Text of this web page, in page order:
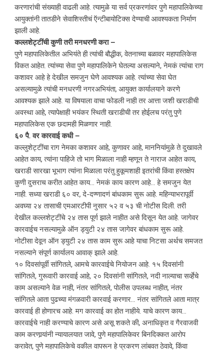
करणारांची संख्याही वाढली आहे. त्यामुळे या सर्व प्रकरणांवर पुणे महापालिकेच्या
आयुक्तांनी तातडीने सेवाशिस्तीचं ऍन्टीबायोटिक्स देण्याची आवश्यकता निर्माण
झाली आहे.
कल्लशेट्टींची कुणी तरी मनधरणी करा –
पुणे महापालिकेतील अभियंते ही त्यांची बौद्धीक, वेतनाच्या बळावर महापालिकेस
विकत आहेत. त्यांच्या सेवा पुणे महापालिकेने घेतल्या असल्याने, नेमकं त्यांचा राग
कशावर आहे हे देखील समजुन घेणे आवश्यक आहे. त्यांच्या सेवा घेत
असल्यामुळे त्यांची मनधरणी नगरअभियंता, आयुक्त कार्यालयाने करणे
आवश्यक झाले आहे. या विषयाला वाचा फोडली नाही तर आत्ता जशी खराडीची
अवस्था आहे, त्यापेक्षाही भयंकर स्थिती खराडीची तर होईलच परंतु पुणे
महापालिकेस एक छदामही मिळणार नाही.
६० पै. वर कारवाई कधी –
कल्लुशेट्टींचा राग नेमका कशावर आहे, कुणावर आहे, माननियांमुळे ते दुखावले
आहेत काय, त्यांना पाहिजे तो भाग मिळाला नाही म्हणून ते नाराज आहेत काय,
खराडी सारखा भूभाग त्यांना मिळाला परंतु हुकूमशाही इतरांची किंवा हस्तक्षेप
कुणी दुसराच करीत आहेत काय… नेमकं काय कारण आहे… हे समजुन येत
नाही. सध्या खराडी ६० वर, दे-दण्णादणं बांधकाम सुरू आहे. महिन्याभरापूर्वी
अवघ्या २४ तासाची एमआरटीपी नुसार ५२ व ५३ ची नोटीस दिली. तरी
देखील कल्लशेट्टींचे २४ तास पूर्ण झाले नाहीत असे दिसून येत आहे. जागेवर
कारवाईच नसल्यामुळे ऑन ड्युटी २४ तास जागेवर बांधकाम सुरू आहे.
नोटीसा देवून ऑन ड्युटी २४ तास काम सुरू आहे याचा निटसा अर्थच समजत
नसल्याने संपूर्ण कार्यालय आवाक् झाले आहे.
१० दिवसांपूर्वी सांगितले, आमचे कारवाईचे नियोजन आहे. १५ दिवसांनी
सांगितले, गुरूवारी कारवाई आहे, २० दिवसांनी सांगितले, नदी नाल्याचा सर्व्हेचे
काम असल्याने वेळ नाही, नंतर सांगितले, पोलीस उपलब्ध नाहीत, नंतर
सांगितले आता पुढच्या मंगळवारी कारवाई करणार… नंतर सांगितले आता मात्र
कारवाई ही होणारच आहे. मग कारवाई का होत नाहीये. याचे कारण काय…
कारवाईचे नाही करण्याचे कारण असे असू शकते की, अनाधिकृत व गैरवाजवी
काम करणार्‍यांनी न्यायालयात जावे, पुणे महापालिकेवर बिनदिक्कत आरोप
करावेत, पुणे महापालिकेचे वकील वापरून हे प्रकरण लांबवत ठेवावे, किंवा